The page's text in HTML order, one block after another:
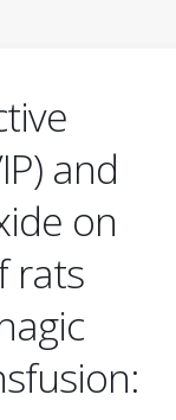
and
on
rats